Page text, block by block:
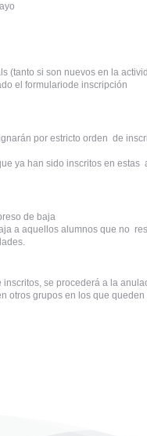
(tanto si son nuevos en la
el formulariode inscripción
por estricto orden de
ya han sido inscritos en estas
de baja
a aquellos alumnos que no
se procederá a la
otros grupos en los que